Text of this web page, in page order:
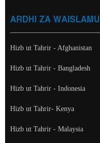
ARDHI ZA WAISLAMU
Hizb ut Tahrir - Afghanistan
Hizb ut Tahrir - Bangladesh
Hizb ut Tahrir - Indonesia
Hizb ut Tahrir- Kenya
Hizb ut Tahrir - Malaysia